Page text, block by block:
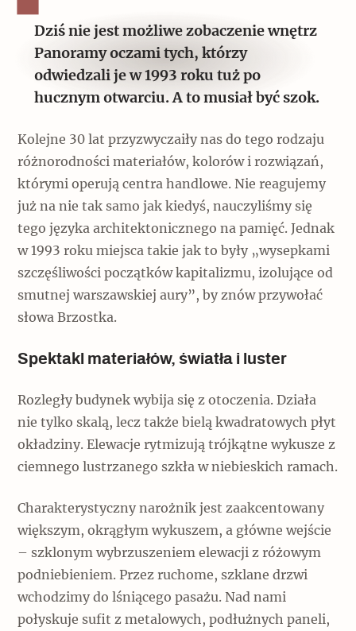
Dziś nie jest możliwe zobaczenie wnętrz
Panoramy oczami tych, którzy
odwiedzali je w 1993 roku tuż po
hucznym otwarciu. A to musiał być szok.
Kolejne 30 lat przyzwyczaiły nas do tego rodzaju
różnorodności materiałów, kolorów i rozwiązań,
którymi operują centra handlowe. Nie reagujemy
już na nie tak samo jak kiedyś, nauczyliśmy się
tego języka architektonicznego na pamięć. Jednak
w 1993 roku miejsca takie jak to były „wysepkami
szczęśliwości początków kapitalizmu, izolujące od
smutnej warszawskiej aury”, by znów przywołać
słowa Brzostka.
Spektakl materiałów, światła i luster
Rozległy budynek wybija się z otoczenia. Działa
nie tylko skalą, lecz także bielą kwadratowych płyt
okładziny. Elewacje rytmizują trójkątne wykusze z
ciemnego lustrzanego szkła w niebieskich ramach.
Charakterystyczny narożnik jest zaakcentowany
większym, okrągłym wykuszem, a główne wejście
– szklonym wybrzuszeniem elewacji z różowym
podniebieniem. Przez ruchome, szklane drzwi
wchodzimy do lśniącego pasażu. Nad nami
połyskuje sufit z metalowych, podłużnych paneli,